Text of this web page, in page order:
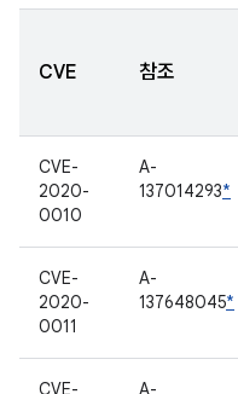
CVE 참조
CVE-
2020-
0010
A-
137014293*
CVE-
2020-
0011
A-
137648045*
CVE-
A-